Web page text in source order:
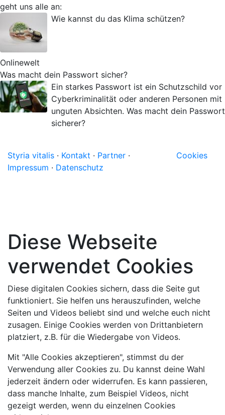
geht uns alle an:
Wie kannst du das Klima schützen?
Onlinewelt
Was macht dein Passwort sicher?
Ein starkes Passwort ist ein Schutzschild vor
Cyberkriminalität oder anderen Personen mit
unguten Absichten. Was macht dein Passwort
sicherer?
Styria vitalis · Kontakt · Partner ·
Impressum · Datenschutz
Cookies
Diese Webseite
verwendet Cookies
Diese digitalen Cookies sichern, dass die Seite gut
funktioniert. Sie helfen uns herauszufinden, welche
Seiten und Videos beliebt sind und welche euch nicht
zusagen. Einige Cookies werden von Drittanbietern
platziert, z.B. für die Wiedergabe von Videos.
Mit "Alle Cookies akzeptieren", stimmst du der
Verwendung aller Cookies zu. Du kannst deine Wahl
jederzeit ändern oder widerrufen. Es kann passieren,
dass manche Inhalte, zum Beispiel Videos, nicht
gezeigt werden, wenn du einzelnen Cookies